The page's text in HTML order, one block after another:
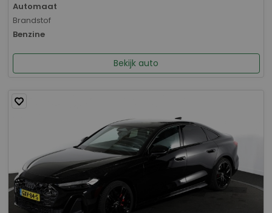
Automaat
Brandstof
Benzine
Bekijk auto